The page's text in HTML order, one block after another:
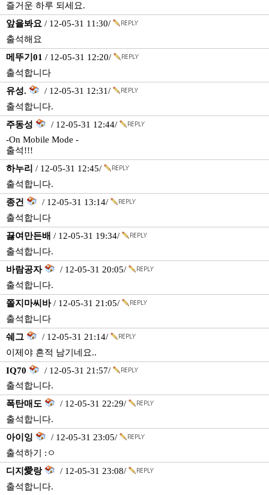
즐거운 하루 되세요.
앞을봐요 / 12-05-31 11:30/
출석해요
메뚜기01 / 12-05-31 12:20/
출석합니다
유성.
/ 12-05-31 12:31/
출석합니다.
주동성
/ 12-05-31 12:44/
-On Mobile Mode -
출석!!!
하누리 / 12-05-31 12:45/
출석합니다.
종건
/ 12-05-31 13:14/
출석합니다
끓여만든배 / 12-05-31 19:34/
출석합니다.
바람공자
/ 12-05-31 20:05/
출석합니다.
쫄지마씨바/ 12-05-31 21:05/
출석합니다
쉐그
/ 12-05-31 21:14/
이제야 흔적 남기네요..
IQ70
/ 12-05-31 21:57/
출석합니다.
폭탄매도
/ 12-05-31 22:29/
출석합니다.
아이잉
/ 12-05-31 23:05/
출석하기 :ㅇ
디지愛랑
/ 12-05-31 23:08/
출석합니다.